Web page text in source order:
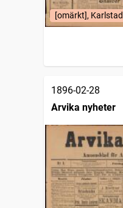
[omärkt], Karlstad
1896-02-28
Arvika nyheter